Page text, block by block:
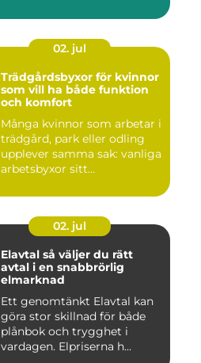
02. jul
Trädgårdsbyxor för kvinnor
som vill ha både funktion
och komfort
Många kvinnor som arbetar i
trädgård, park eller odling
upplever samma sak: vanliga
arbetsbyxor sitt...
02. jul
Elavtal så väljer du rätt
avtal i en snabbrörlig
elmarknad
Ett genomtänkt Elavtal kan
göra stor skillnad för både
plånbok och trygghet i
vardagen. Elpriserna h...